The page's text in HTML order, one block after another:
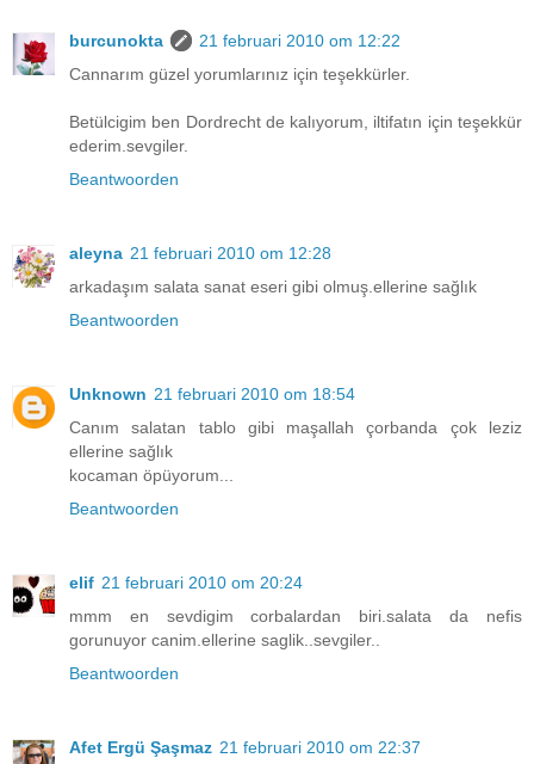
burcunokta
21 februari 2010 om 12:22
Cannarım güzel yorumlarınız için teşekkürler.
Betülcigim ben Dordrecht de kalıyorum, iltifatın için teşekkür
ederim.sevgiler.
Beantwoorden
aleyna 21 februari 2010 om 12:28
arkadaşım salata sanat eseri gibi olmuş.ellerine sağlık
Beantwoorden
Unknown 21 februari 2010 om 18:54
Canım salatan tablo gibi maşallah çorbanda çok leziz
ellerine sağlık
kocaman öpüyorum...
Beantwoorden
elif 21 februari 2010 om 20:24
mmm en sevdigim corbalardan biri.salata da nefis
gorunuyor canim.ellerine saglik..sevgiler..
Beantwoorden
Afet Ergü Şaşmaz 21 februari 2010 om 22:37